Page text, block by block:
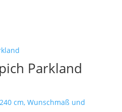
Parkland
cm, Wunschmaß und